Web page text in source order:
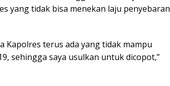
yang tidak bisa menekan laju penyebaran
Kapolres terus ada yang tidak mampu
sehingga saya usulkan untuk dicopot,”